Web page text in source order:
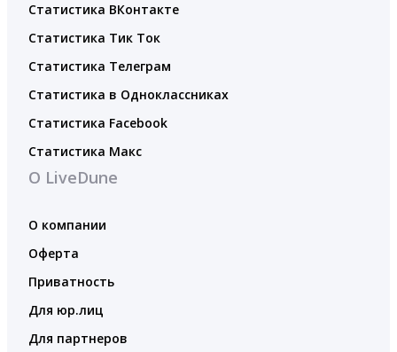
Статистика ВКонтакте
Статистика Тик Ток
Статистика Телеграм
Статистика в Одноклассниках
Статистика Facebook
Статистика Макс
О LiveDune
О компании
Оферта
Приватность
Для юр.лиц
Для партнеров